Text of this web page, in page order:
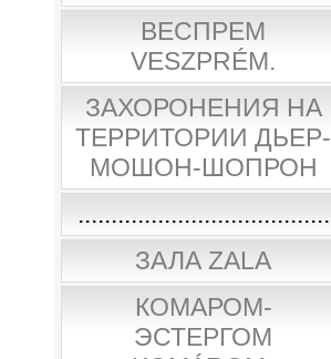
ВЕСПРЕМ
VESZPRÉM.
ЗАХОРОНЕНИЯ НА
ТЕРРИТОРИИ ДЬЕР-
МОШОН-ШОПРОН
......................................
ЗАЛА ZALA
КОМАРОМ-
ЭСТЕРГОМ